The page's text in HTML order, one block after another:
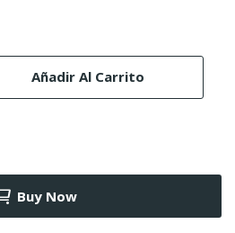
Añadir Al Carrito
Buy Now